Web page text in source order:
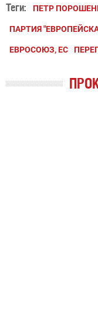
Теги: ПЕТР
ПАРТИЯ
ЕВРОСОЮЗ, ЕС